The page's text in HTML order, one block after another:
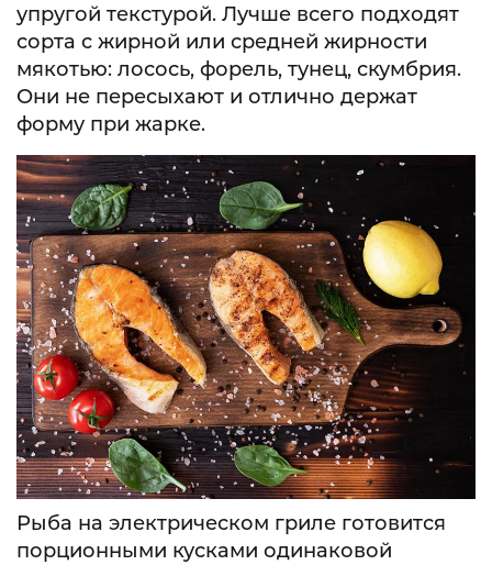
упругой текстурой. Лучше всего подходят
сорта с жирной или средней жирности
мякотью: лосось, форель, тунец, скумбрия.
Они не пересыхают и отлично держат
форму при жарке.
Рыба на электрическом гриле готовится
порционными кусками одинаковой